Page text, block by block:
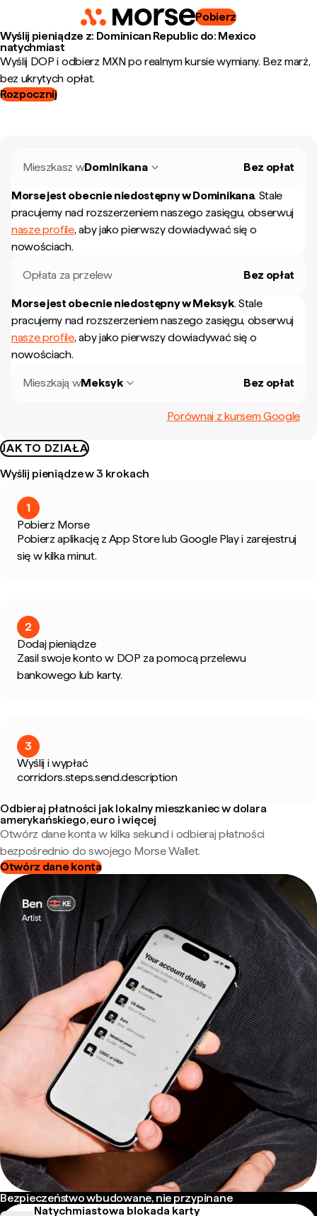
Pobierz
Wyślij pieniądze z: Dominican Republic do: Mexico
natychmiast
Wyślij DOP i odbierz MXN po realnym kursie wymiany. Bez marż,
bez ukrytych opłat.
Rozpocznij
Mieszkasz wDominikana Bez opłat
Morse jest obecnie niedostępny wDominikana. Stale
pracujemy nad rozszerzeniem naszego zasięgu, obserwuj
nasze profile, aby jako pierwszy dowiadywać się o
nowościach.
Opłata za przelew Bez opłat
Morse jest obecnie niedostępny wMeksyk. Stale
pracujemy nad rozszerzeniem naszego zasięgu, obserwuj
nasze profile, aby jako pierwszy dowiadywać się o
nowościach.
Mieszkają wMeksyk Bez opłat
Porównaj z kursem Google
JAK TO DZIAŁA
Wyślij pieniądze w 3 krokach
1
Pobierz Morse
Pobierz aplikację z App Store lub Google Play i zarejestruj
się w kilka minut.
2
Dodaj pieniądze
Zasil swoje konto w DOP za pomocą przelewu
bankowego lub karty.
3
Wyślij i wypłać
corridors.steps.send.description
Odbieraj płatności jak lokalny mieszkaniec w dolara
amerykańskiego, euro i więcej
Otwórz dane konta w kilka sekund i odbieraj płatności
bezpośrednio do swojego Morse Wallet.
Otwórz dane konta
Bezpieczeństwo wbudowane, nie przypinane
Natychmiastowa blokada karty